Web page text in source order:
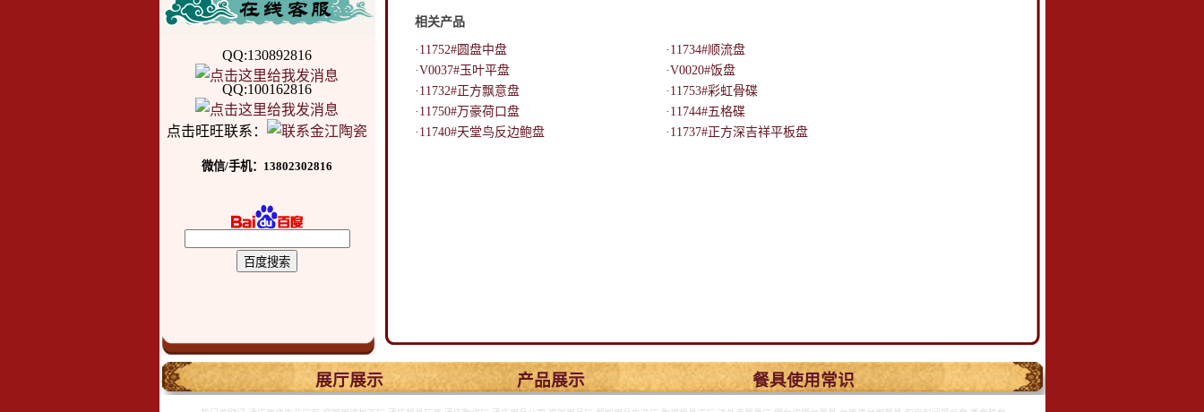
QQ:130892816
QQ:100162816
点击旺旺联系：
微信/手机：13802302816
相关产品
·11752#圆盘中盘
·11734#顺流盘
·V0037#玉叶平盘
·V0020#饭盘
·11732#正方飘意盘
·11753#彩虹骨碟
·11750#万豪荷口盘
·11744#五格碟
·11740#天堂鸟反边鲍盘
·11737#正方深吉祥平板盘
. 展厅展示 产品展示 餐具使用常识 .